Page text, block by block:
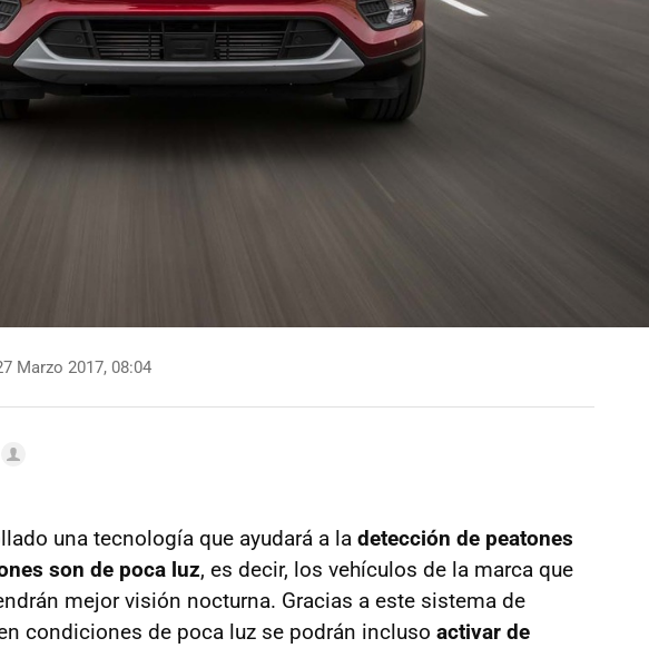
Marzo 2017, 08:04
una tecnología que ayudará a la detección de peatones
son de poca luz, es decir, los vehículos de la marca que
mejor visión nocturna. Gracias a este sistema de
condiciones de poca luz se podrán incluso activar de